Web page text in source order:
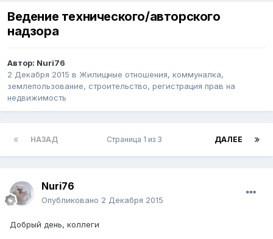
Ведение технического/авторского
надзора
Автор: Nuri76
2 Декабря 2015 в Жилищные отношения, коммуналка,
землепользование, строительство, регистрация прав на
недвижимость
НАЗАД ДАЛЕЕ
Страница 1 из 3
Nuri76
Опубликовано 2 Декабря 2015
Добрый день, коллеги